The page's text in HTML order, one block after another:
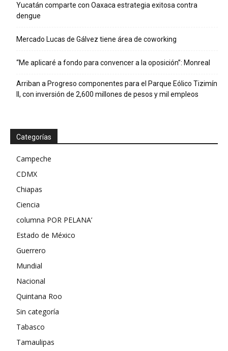
Yucatán comparte con Oaxaca estrategia exitosa contra
dengue
Mercado Lucas de Gálvez tiene área de coworking
“Me aplicaré a fondo para convencer a la oposición”: Monreal
Arriban a Progreso componentes para el Parque Eólico Tizimín
II, con inversión de 2,600 millones de pesos y mil empleos
Categorías
Campeche
CDMX
Chiapas
Ciencia
columna POR PELANA’
Estado de México
Guerrero
Mundial
Nacional
Quintana Roo
Sin categoría
Tabasco
Tamaulipas